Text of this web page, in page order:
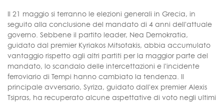
Il 21 maggio si terranno le elezioni generali in Grecia, in
seguito alla conclusione del mandato di 4 anni dell'attuale
governo. Sebbene il partito leader, Nea Demokratia,
guidato dal premier Kyriakos Mitsotakis, abbia accumulato
vantaggio rispetto agli altri partiti per la maggior parte del
mandato, lo scandalo delle intercettazioni e l'incidente
ferroviario di Tempi hanno cambiato la tendenza. Il
principale avversario, Syriza, guidato dall'ex premier Alexis
Tsipras, ha recuperato alcune aspettative di voto negli ultimi